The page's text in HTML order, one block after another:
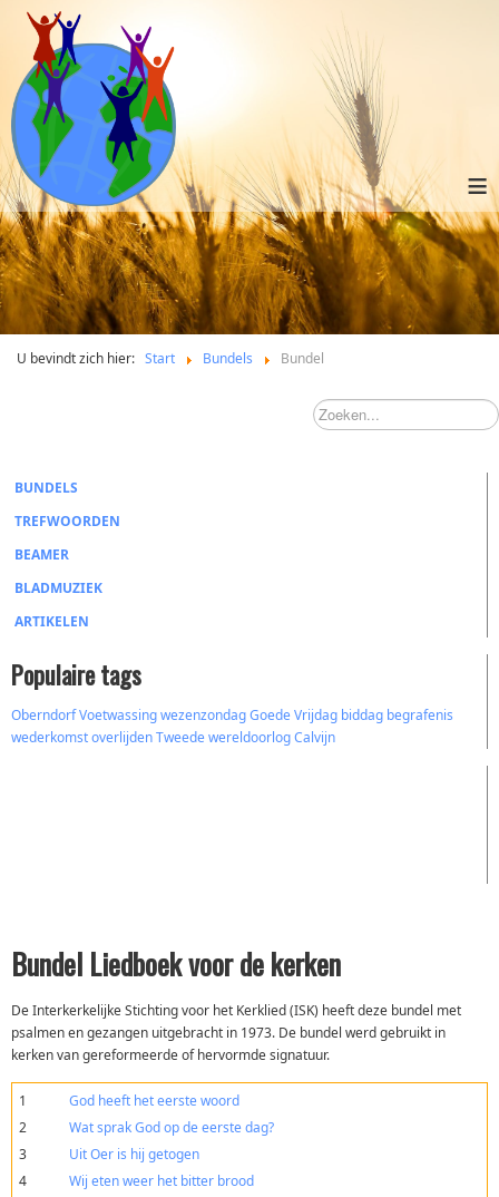
≡
U bevindt zich hier: Start Bundels Bundel
BUNDELS
TREFWOORDEN
BEAMER
BLADMUZIEK
ARTIKELEN
Populaire tags
OberndorfVoetwassingwezenzondagGoede Vrijdag biddag begrafenis
wederkomstoverlijdenTweede wereldoorlogCalvijn
Bundel Liedboek voor de kerken
De Interkerkelijke Stichting voor het Kerklied (ISK) heeft deze bundel met
psalmen en gezangen uitgebracht in 1973. De bundel werd gebruikt in
kerken van gereformeerde of hervormde signatuur.
1
God heeft het eerste woord
2
Wat sprak God op de eerste dag?
3
Uit Oer is hij getogen
4
Wij eten weer het bitter brood